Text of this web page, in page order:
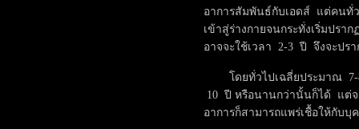
อาการสัมพันธ์กับเอดส์ แต่คนทั่
เข้าสู่ร่างกายจนกระทั่งเริ่มปรา
อาจจะใช้เวลา 2-3 ปี จึงจะปรา
โดยทั่วไปเฉลี่ยประมาณ 7-
10 ปี หรือนานกว่านั้นก็ได้ แต่จ
อาการก็สามารถแพร่เชื้อให้กับบุ